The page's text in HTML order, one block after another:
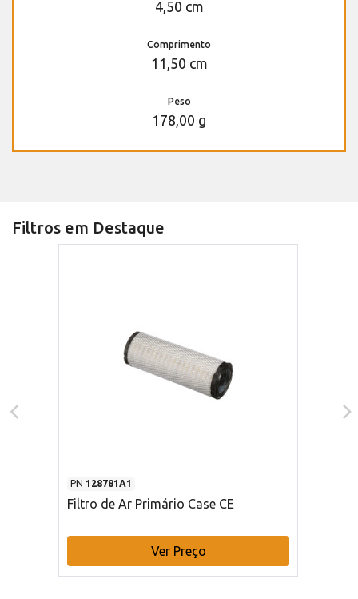
4,50 cm
Comprimento
11,50 cm
Peso
178,00 g
Filtros em Destaque
PN 128781A1
Filtro de Ar Primário Case CE
Ver Preço